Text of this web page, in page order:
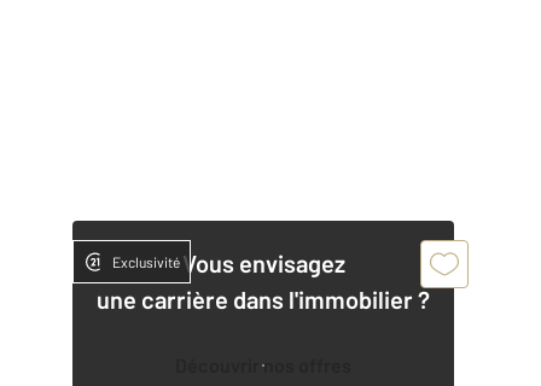
Vous envisagez
une carrière dans l'immobilier ?
Découvrir nos offres
Exclusivité